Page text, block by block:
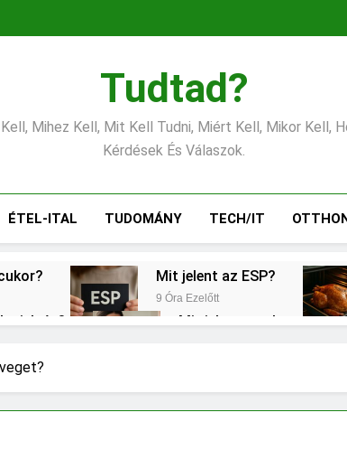
Tudtad?
Mihez Kell, Mit Kell Tudni, Miért Kell, Mikor Kell,
Kérdések És Válaszok.
ÉTEL-ITAL TUDOMÁNY TECH/IT
Mit jelent az ESP?
9 Óra Ezelőtt
jelzés? Mit jelent az alacsony
számolni? Miért zsibbad a kéz?